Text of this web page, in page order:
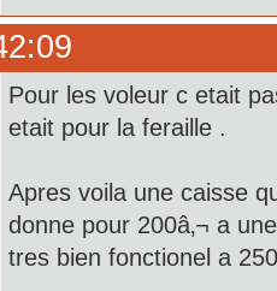
Pour les voleur c etait
etait pour la feraille .
Apres voila une caisse
donne pour 200â‚¬ a
tres bien fonctionel a